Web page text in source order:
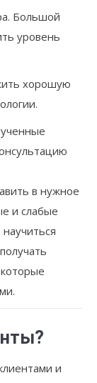
Большой
уровень
хорошую
в нужное
и слабые
и